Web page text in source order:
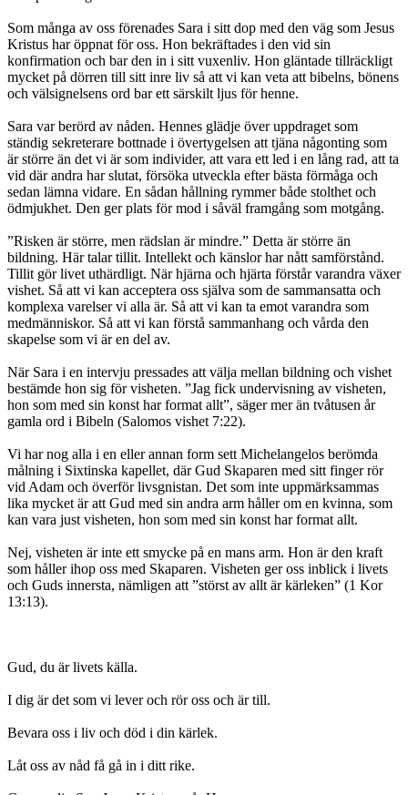
Som många av oss förenades Sara i sitt dop med den väg som Jesus
Kristus har öppnat för oss. Hon bekräftades i den vid sin
konfirmation och bar den in i sitt vuxenliv. Hon gläntade tillräckligt
mycket på dörren till sitt inre liv så att vi kan veta att bibelns, bönens
och välsignelsens ord bar ett särskilt ljus för henne.
Sara var berörd av nåden. Hennes glädje över uppdraget som
ständig sekreterare bottnade i övertygelsen att tjäna någonting som
är större än det vi är som individer, att vara ett led i en lång rad, att ta
vid där andra har slutat, försöka utveckla efter bästa förmåga och
sedan lämna vidare. En sådan hållning rymmer både stolthet och
ödmjukhet. Den ger plats för mod i såväl framgång som motgång.
”Risken är större, men rädslan är mindre.” Detta är större än
bildning. Här talar tillit. Intellekt och känslor har nått samförstånd.
Tillit gör livet uthärdligt. När hjärna och hjärta förstår varandra växer
vishet. Så att vi kan acceptera oss själva som de sammansatta och
komplexa varelser vi alla är. Så att vi kan ta emot varandra som
medmänniskor. Så att vi kan förstå sammanhang och vårda den
skapelse som vi är en del av.
När Sara i en intervju pressades att välja mellan bildning och vishet
bestämde hon sig för visheten. ”Jag fick undervisning av visheten,
hon som med sin konst har format allt”, säger mer än tvåtusen år
gamla ord i Bibeln (Salomos vishet 7:22).
Vi har nog alla i en eller annan form sett Michelangelos berömda
målning i Sixtinska kapellet, där Gud Skaparen med sitt finger rör
vid Adam och överför livsgnistan. Det som inte uppmärksammas
lika mycket är att Gud med sin andra arm håller om en kvinna, som
kan vara just visheten, hon som med sin konst har format allt.
Nej, visheten är inte ett smycke på en mans arm. Hon är den kraft
som håller ihop oss med Skaparen. Visheten ger oss inblick i livets
och Guds innersta, nämligen att ”störst av allt är kärleken” (1 Kor
13:13).
Gud, du är livets källa.
I dig är det som vi lever och rör oss och är till.
Bevara oss i liv och död i din kärlek.
Låt oss av nåd få gå in i ditt rike.